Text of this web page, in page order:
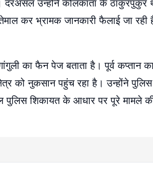
उन्होंने कोलकाता के ठाकुरपुकुर
कर भ्रामक जानकारी फैलाई जा रही
का फैन पेज बताता है। पूर्व कप्तान
को नुकसान पहुंच रहा है। उन्होंने
पुलिस शिकायत के आधार पर पूरे मामले